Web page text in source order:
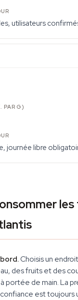
utilisateurs
journée libre
Choisis un
des fruits et des
portée de main. La
est toujours